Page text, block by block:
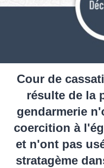
Cour de
résulte de la
gendarmerie
coercition à
et n'ont pas
stratagème